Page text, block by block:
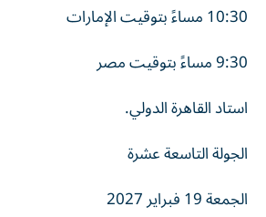
10:30 مساءً بتوقيت الإمارات
9:30 مساءً بتوقيت مصر
استاد القاهرة الدولي.
الجولة التاسعة عشرة
الجمعة 19 فبراير 2027